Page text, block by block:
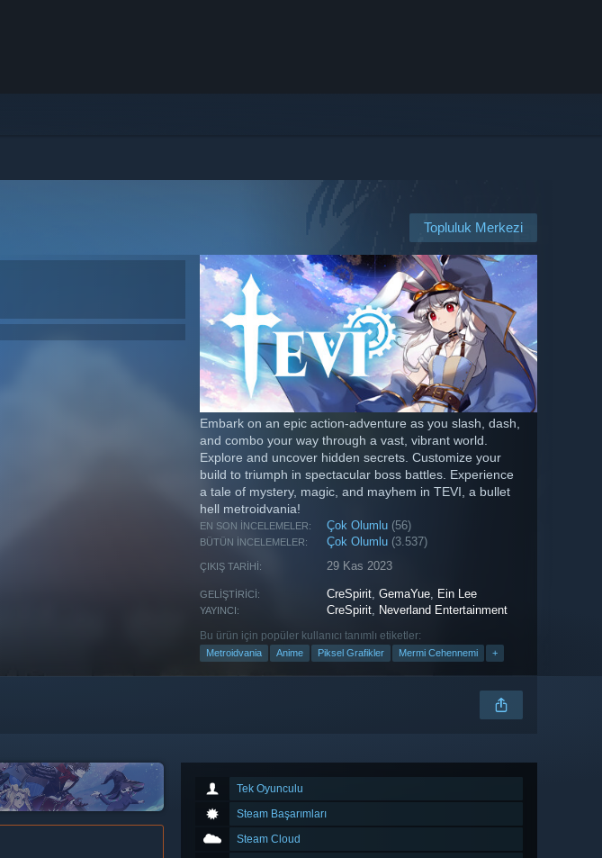
Topluluk Merkezi
Embark on an epic action-adventure as you slash, dash,
and combo your way through a vast, vibrant world.
Explore and uncover hidden secrets. Customize your
build to triumph in spectacular boss battles. Experience
a tale of mystery, magic, and mayhem in TEVI, a bullet
hell metroidvania!
EN SON İNCELEMELER: Çok Olumlu (56)
BÜTÜN İNCELEMELER: Çok Olumlu (3.537)
ÇIKIŞ TARIHI: 29 Kas 2023
GELIŞTIRICI: CreSpirit,GemaYue, Ein Lee
YAYINCI: CreSpirit, Neverland Entertainment
Bu ürün için popüler kullanıcı tanımlı etiketler:
Metroidvania Anime Piksel Grafikler Mermi Cehennemi +
Tek Oyunculu
Steam Başarımları
Steam Cloud